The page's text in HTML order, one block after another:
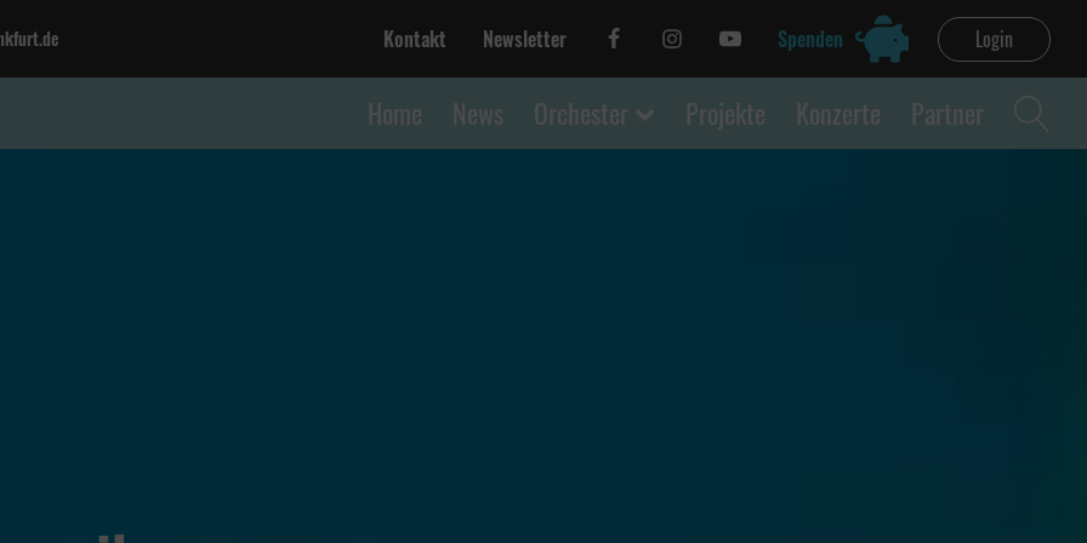
Kontakt Newsletter Spenden Login
Home News Orchester Projekte Konzerte Partner